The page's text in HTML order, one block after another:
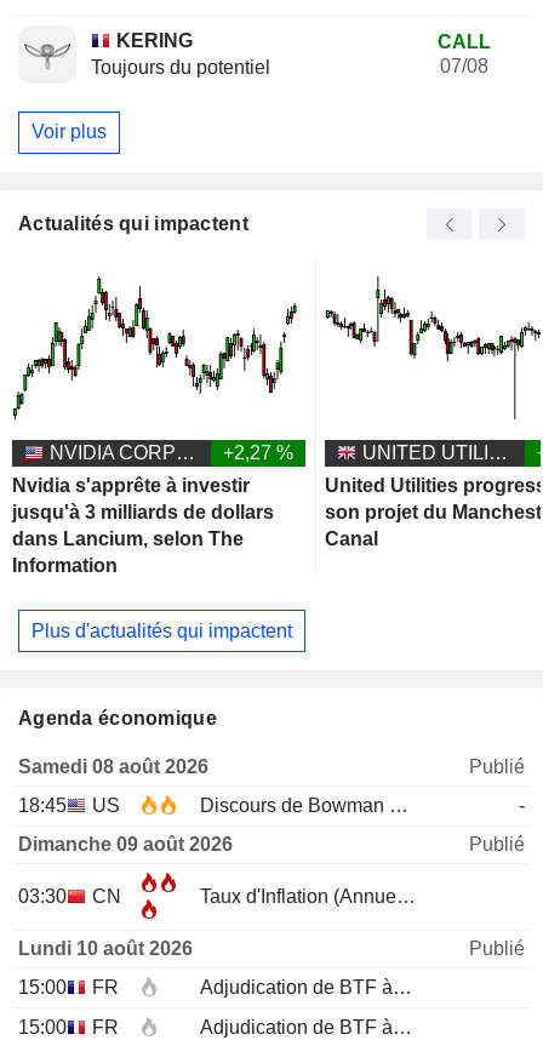
KERING
Toujours du potentiel
CALL
07/08
Voir plus
Actualités qui impactent
NVIDIA CORPORATION
+2,27 %
Nvidia s'apprête à investir
jusqu'à 3 milliards de dollars
dans Lancium, selon The
Information
UNITED UTILITIES GROUP PLC
United Utilities
son projet du
Canal
Plus d'actualités qui impactent
Agenda économique
Samedi 08 août 2026
Publié
18:45
US Discours de Bowman de la Fed
-
Dimanche 09 août 2026
Publié
03:30 CN Taux d'Inflation (Annuel)
Lundi 10 août 2026
Publié
15:00
FR
Adjudication de BTF à 12 mois
15:00
FR
Adjudication de BTF à 6 mois